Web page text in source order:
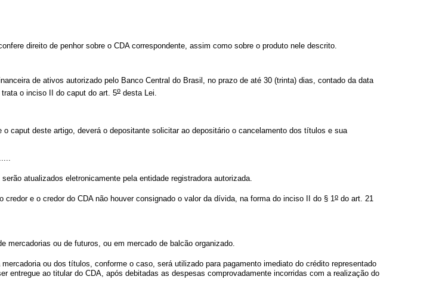
direito de penhor sobre o CDA correspondente, assim como sobre o produto nele descrito.
de ativos autorizado pelo Banco Central do Brasil, no prazo de até 30 (trinta) dias, contado da data
o inciso II do caput do art. 5o desta Lei.
o caput deste artigo, deverá o depositante solicitar ao depositário o cancelamento dos títulos e sua
atualizados eletronicamente pela entidade registradora autorizada.
e o credor do CDA não houver consignado o valor da dívida, na forma do inciso II do § 1o do art. 21
ou de futuros, ou em mercado de balcão organizado.
ou dos títulos, conforme o caso, será utilizado para pagamento imediato do crédito representado
entregue ao titular do CDA, após debitadas as despesas comprovadamente incorridas com a realização do